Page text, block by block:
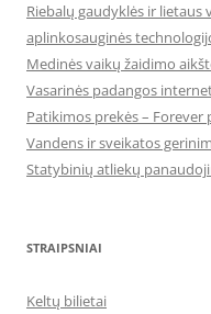
Riebalų gaudyklės ir
aplinkosauginės
Medinės vaikų žaidimo
Vasarinės padangos
Patikimos prekės –
Vandens ir sveikatos
Statybinių atliekų
STRAIPSNIAI
Keltų bilietai